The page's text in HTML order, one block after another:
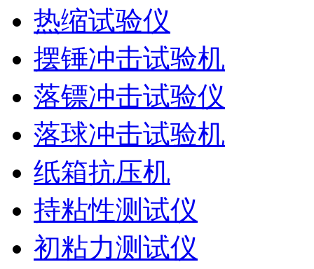
热缩试验仪
摆锤冲击试验机
落镖冲击试验仪
落球冲击试验机
纸箱抗压机
持粘性测试仪
初粘力测试仪